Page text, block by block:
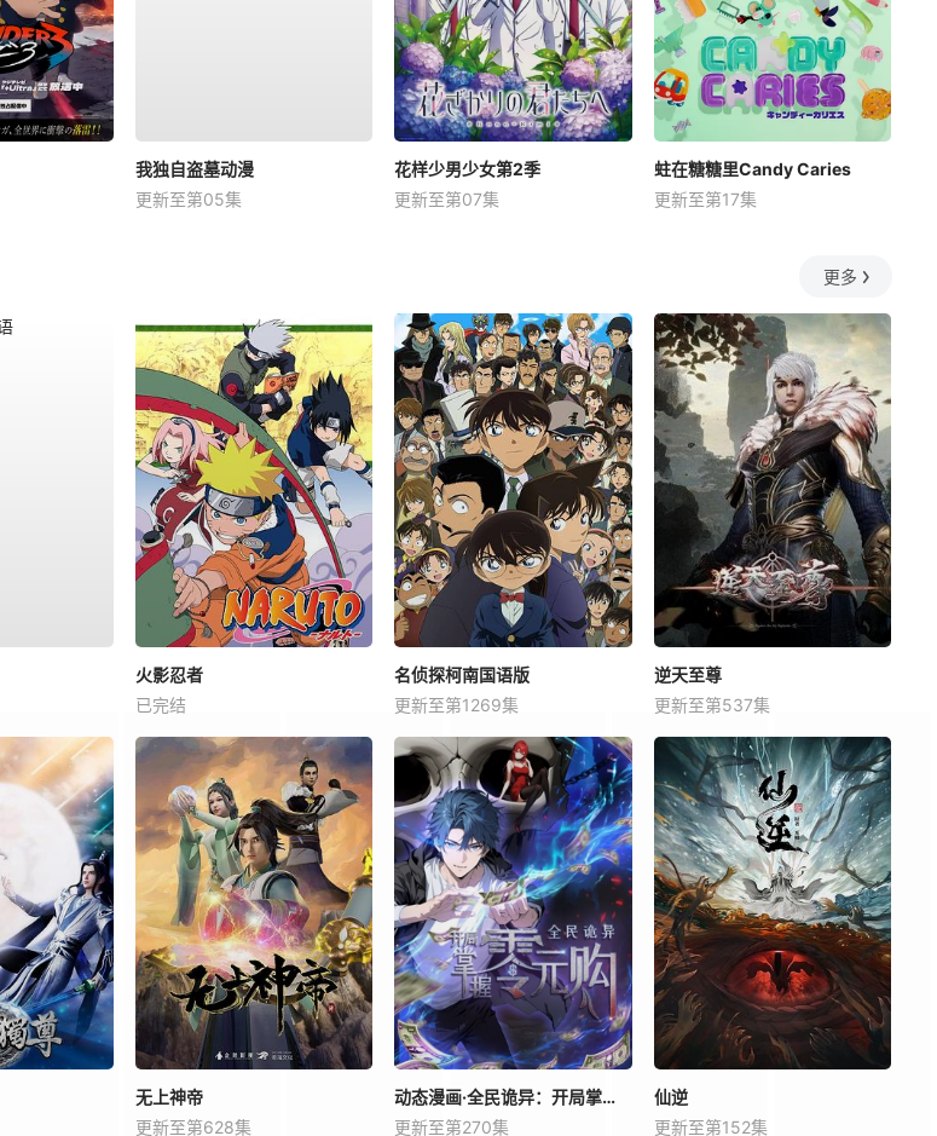
我独自盗墓动漫
更新至第05集
花样少男少女第2季
更新至第07集
蛀在糖糖里Candy Caries
更新至第17集
更多
火影忍者
已完结
名侦探柯南国语版
更新至第1269集
逆天至尊
更新至第537集
无上神帝
更新至第628集
动态漫画·全民诡异：开局掌握零元购
更新至第270集
仙逆
更新至第152集